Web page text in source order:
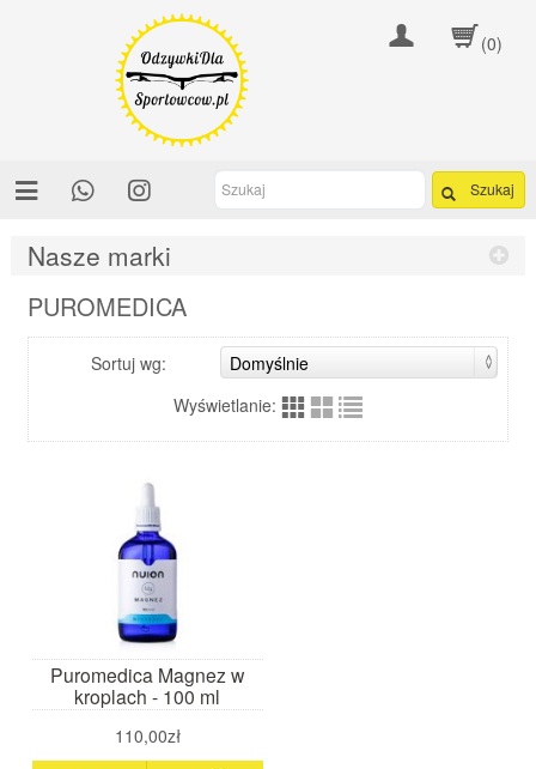
(0)
Szukaj
Nasze marki
PUROMEDICA
Sortuj wg:
Wyświetlanie:
Puromedica Magnez w
kroplach - 100 ml
110,00zł